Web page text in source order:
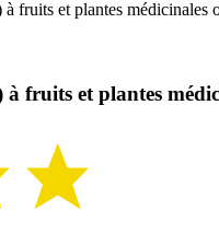
fruits et plantes